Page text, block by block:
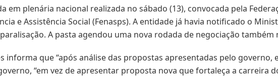
em plenária nacional realizada no sábado (13), convocada pela
e Assistência Social (Fenasps). A entidade já havia notificado o
A pasta agendou uma nova rodada de negociação também
informa que “após análise das propostas apresentadas pelo governo,
“em vez de apresentar proposta nova que fortaleça a carreira